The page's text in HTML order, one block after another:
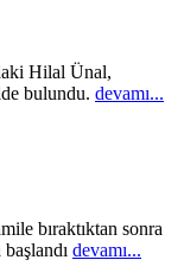
Hilal Ünal,
bulundu. devamı...
bıraktıktan sonra
devamı...